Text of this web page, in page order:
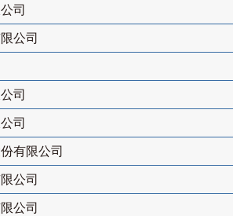
司
公司
司
司
有限公司
公司
公司